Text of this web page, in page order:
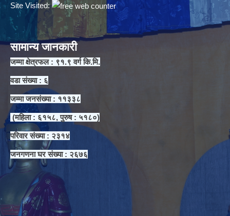
Site Visited:
सामान्य जानकारी
जम्मा क्षेत्रफल : ९१.९ वर्ग कि.मि.
वडा संख्या : ६
जम्मा जनसंख्या : ११३३८
(महिला : ६१५८, पुरुष : ५१८०)
परिवार संख्या : २३१४
जनगणना घर संख्या : २६७६